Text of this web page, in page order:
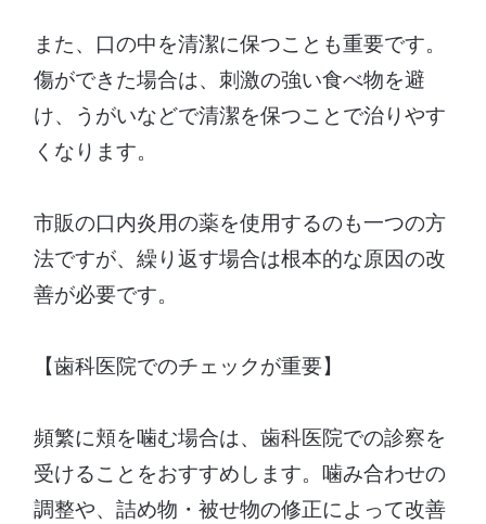
また、口の中を清潔に保つことも重要です。
傷ができた場合は、刺激の強い食べ物を避
け、うがいなどで清潔を保つことで治りやす
くなります。
市販の口内炎用の薬を使用するのも一つの方
法ですが、繰り返す場合は根本的な原因の改
善が必要です。
【歯科医院でのチェックが重要】
頻繁に頬を噛む場合は、歯科医院での診察を
受けることをおすすめします。噛み合わせの
調整や、詰め物・被せ物の修正によって改善